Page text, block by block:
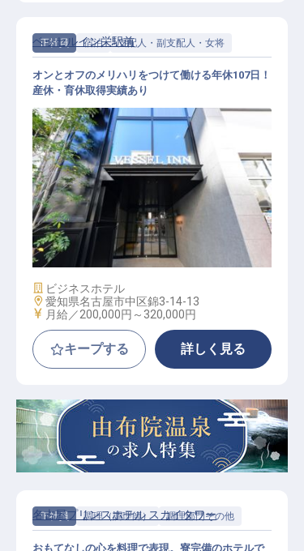
正社員 宿泊 支配人・副支配人・女将
支配人・副支配人候補
ベッセルイン栄駅前
オンとオフのメリハリをつけて働ける年休107日！
産休・育休取得実績あり
施設業態
ビジネスホテル
勤務地
愛知県名古屋市中区錦3-14-13
給与
月給／200,000円～ 320,000円
キープする 詳しく見る
正社員 調理（調理師） 調理部門その他
名古屋プリンスホテル スカイタワー
おもてなしの心を料理で表現。寮完備のホテルで